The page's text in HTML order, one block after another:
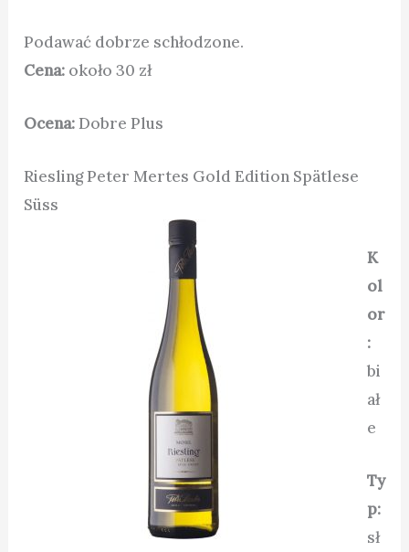
Podawać dobrze schłodzone.
Cena: około 30 zł
Ocena: Dobre Plus
Riesling Peter Mertes Gold Edition Spätlese
Süss
K
ol
or
:
bi
ał
e
Ty
p:
sł